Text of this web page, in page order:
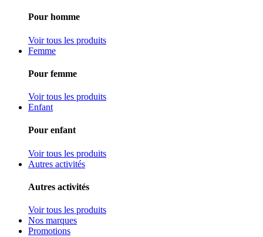
Pour homme
Voir tous les produits
Femme
Pour femme
Voir tous les produits
Enfant
Pour enfant
Voir tous les produits
Autres activités
Autres activités
Voir tous les produits
Nos marques
Promotions